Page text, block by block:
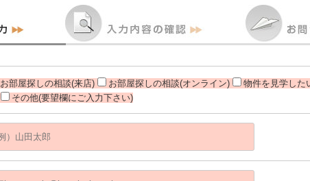
お部屋探しの相談(来店) お部屋探しの相談(オンライン) 物件を見学した
その他(要望欄にご入力下さい)